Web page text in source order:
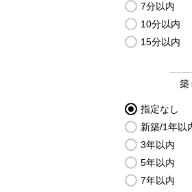
7分以内
10分以内
15分以内
指定なし
新築/1年以
3年以内
5年以内
7年以内